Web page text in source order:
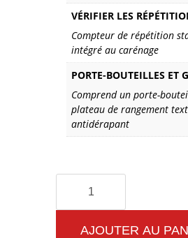
VÉRIFIER LES
Compteur de répétition
intégré au carénage
PORTE-BOUTEILLES ET
Comprend un porte-
plateau de rangement
antidérapant
quantité
Appareil
AJOUTER AU